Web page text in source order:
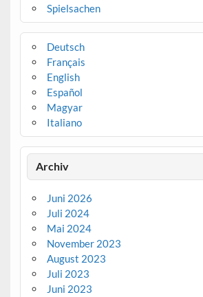
Spielsachen
Deutsch
Français
English
Español
Magyar
Italiano
Archiv
Juni 2026
Juli 2024
Mai 2024
November 2023
August 2023
Juli 2023
Juni 2023